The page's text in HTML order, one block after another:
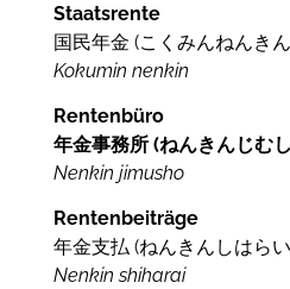
Staatsrente
国民年金 (こく みんねんき
Kokumin nenkin
Rentenbüro
年金事務所 (ねんきんじむ
Nenkin jimusho
Rentenbeiträge
年金支払 (ねんきんしはら
Nenkin shiharai